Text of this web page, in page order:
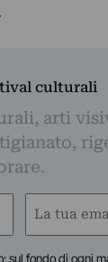
culturali
arti
Email
sul fondo di ogni